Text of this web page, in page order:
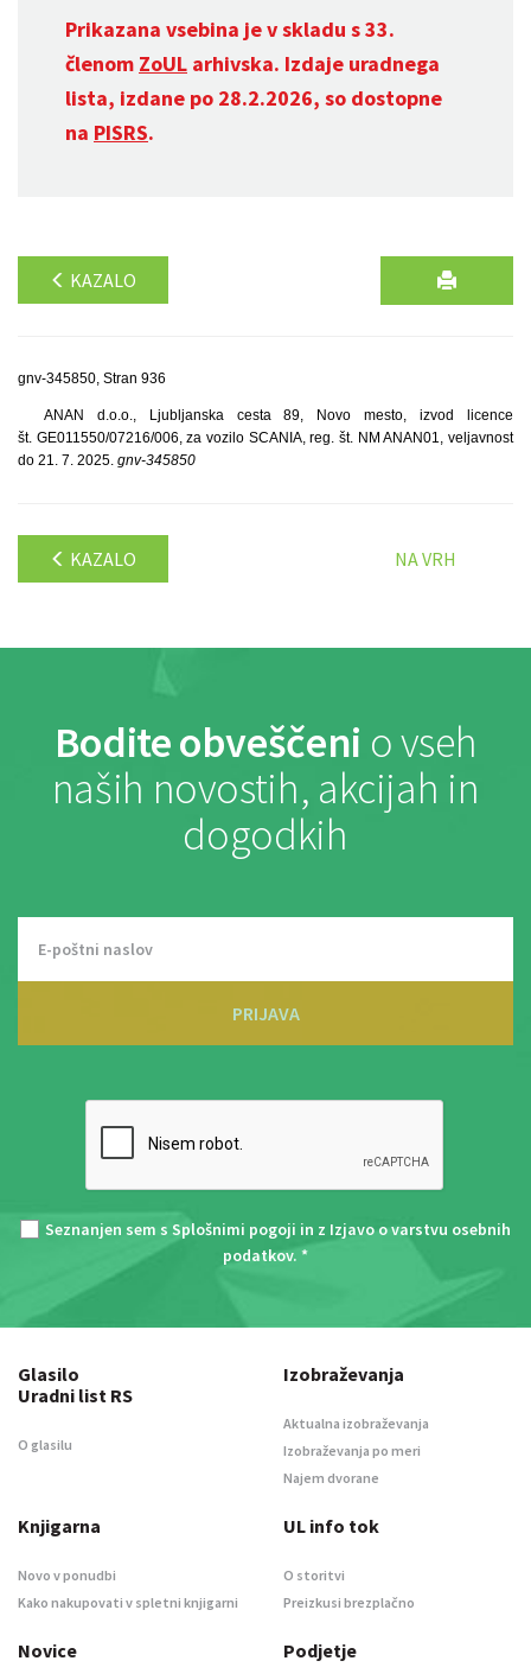
Prikazana vsebina je v skladu s 33.
členom ZoUL arhivska. Izdaje uradnega
lista, izdane po 28.2.2026, so dostopne
na PISRS.
KAZALO
gnv-345850, Stran 936
ANAN d.o.o., Ljubljanska cesta 89, Novo mesto, izvod licence
št. GE011550/07216/006, za vozilo SCANIA, reg. št. NM ANAN01, veljavnost
do 21. 7. 2025. gnv-345850
KAZALO NA VRH
Bodite obveščeni o vseh
naših novostih, akcijah in
dogodkih
PRIJAVA
Seznanjen sem s Splošnimi pogoji in z Izjavo o varstvu osebnih
podatkov. *
Glasilo
Uradni list RS
O glasilu
Izobraževanja
Aktualna izobraževanja
Izobraževanja po meri
Najem dvorane
Knjigarna
Novo v ponudbi
Kako nakupovati v spletni knjigarni
UL info tok
O storitvi
Preizkusi brezplačno
Novice Podjetje